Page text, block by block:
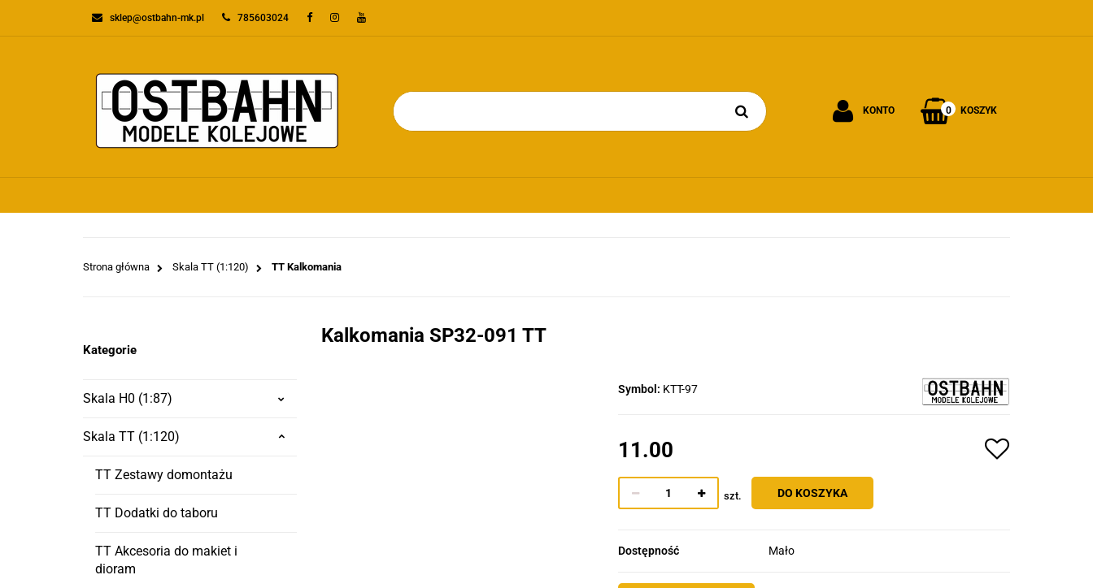
sklep@ostbahn-mk.pl 785603024
KONTO 0 KOSZYK
KATEGORIE PROMOCJE
Strona główna Skala TT (1:120) TT Kalkomania
Kategorie
Skala H0 (1:87)
Skala TT (1:120)
TT Zestawy domontażu
TT Dodatki do taboru
TT Akcesoria do makiet i
dioram
Kalkomania SP32-091 TT
Symbol: KTT-97
11.00
szt. DO KOSZYKA
Dostępność Mało